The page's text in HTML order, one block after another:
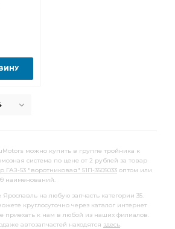
цилиндра
главного
цилиндра
можно купить в группе тройника к
система по цене от 2 рублей за товар
ГАЗ-53 "воротниковая" 51П-3505033 оптом или
наименований.
Ярославль на любую запчасть категории 35.
круглосуточно через каталог интернет
приехать к нам в любой из наших филиалов.
автозапчастей находятся здесь.